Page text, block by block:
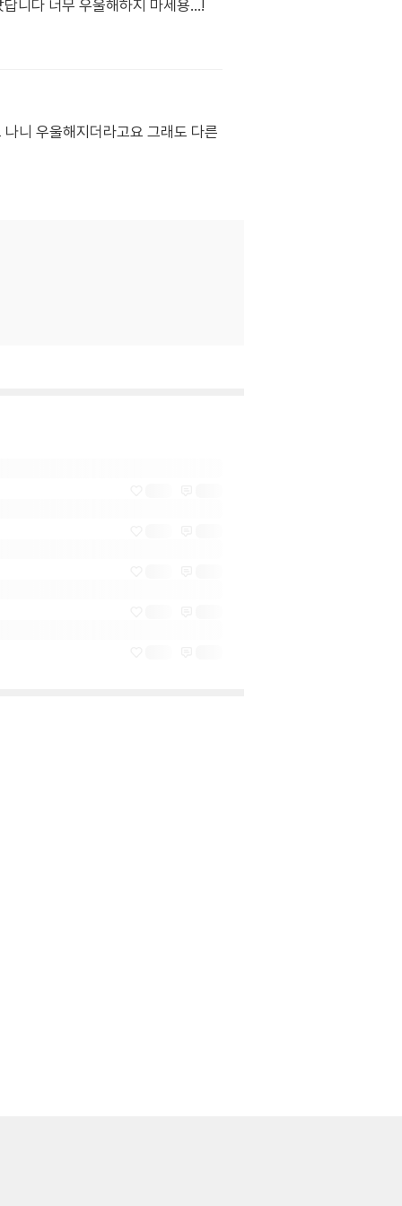
니다 너무 우울해하지 마세용...!
니 우울해지더라고요 그래도 다른